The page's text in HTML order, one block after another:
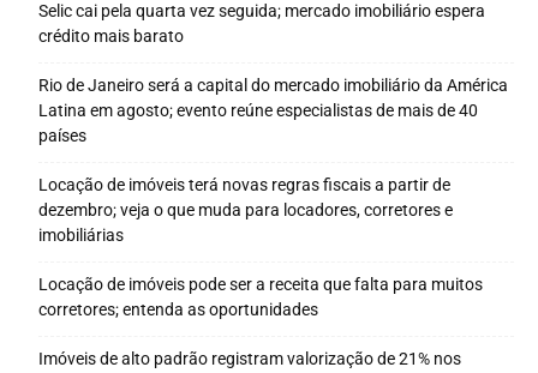
Selic cai pela quarta vez seguida; mercado imobiliário espera
crédito mais barato
Rio de Janeiro será a capital do mercado imobiliário da América
Latina em agosto; evento reúne especialistas de mais de 40
países
Locação de imóveis terá novas regras fiscais a partir de
dezembro; veja o que muda para locadores, corretores e
imobiliárias
Locação de imóveis pode ser a receita que falta para muitos
corretores; entenda as oportunidades
Imóveis de alto padrão registram valorização de 21% nos